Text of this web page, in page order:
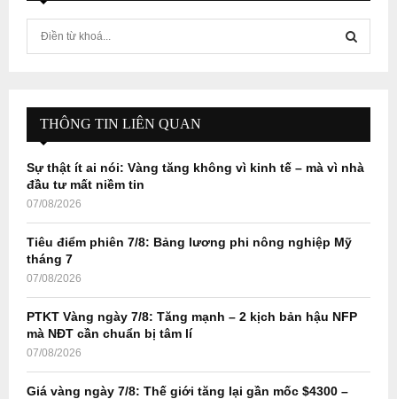
f
r
E
A
H
THÔNG TIN LIÊN QUAN
Sự thật ít ai nói: Vàng tăng không vì kinh tế – mà vì nhà
đầu tư mất niềm tin
07/08/2026
Tiêu điểm phiên 7/8: Bảng lương phi nông nghiệp Mỹ
tháng 7
07/08/2026
PTKT Vàng ngày 7/8: Tăng mạnh – 2 kịch bản hậu NFP
mà NĐT cần chuẩn bị tâm lí
07/08/2026
Giá vàng ngày 7/8: Thế giới tăng lại gần mốc $4300 –